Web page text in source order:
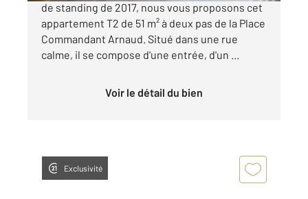
de standing de 2017, nous vous proposons cet
appartement T2 de 51 m² à deux pas de la Place
Commandant Arnaud. Situé dans une rue
calme, il se compose d'une entrée, d'un ...
Voir le détail du bien
Exclusivité